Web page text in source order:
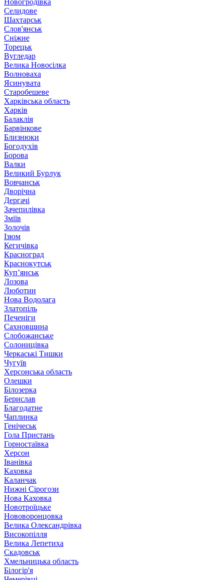
Новогродівка
Селидове
Шахтарськ
Слов'янськ
Сніжне
Торецьк
Вугледар
Велика Новосілка
Волноваха
Ясинувата
Старобешеве
Харківська область
Харків
Балаклія
Барвінкове
Близнюки
Богодухів
Борова
Валки
Великий Бурлук
Вовчанськ
Дворічна
Дергачі
Зачепилівка
Зміїв
Золочів
Ізюм
Кегичівка
Красноград
Краснокутськ
Куп’янськ
Лозова
Люботин
Нова Водолага
Златопіль
Печеніги
Сахновщина
Слобожанське
Солоницівка
Черкаські Тишки
Чугуїв
Херсонська область
Олешки
Білозерка
Берислав
Благодатне
Чаплинка
Генічеськ
Гола Пристань
Горностаївка
Херсон
Іванівка
Каховка
Каланчак
Нижні Сірогози
Нова Каховка
Новотроїцьке
Нововоронцовка
Велика Олександрівка
Високопілля
Велика Лепетиха
Скадовськ
Хмельницька область
Білогір'я